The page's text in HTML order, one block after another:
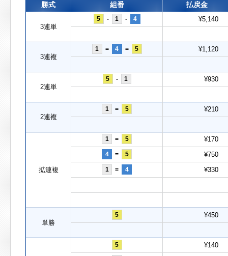
勝式 組番 払戻金
3連単
5 - 1 - 4 ¥5,140
3連複
1 = 4 = 5 ¥1,120
2連単
5 - 1 ¥930
2連複
1 = 5 ¥210
拡連複
1 = 5 ¥170
4 = 5 ¥750
1 = 4 ¥330
単勝
5 ¥450
5 ¥140